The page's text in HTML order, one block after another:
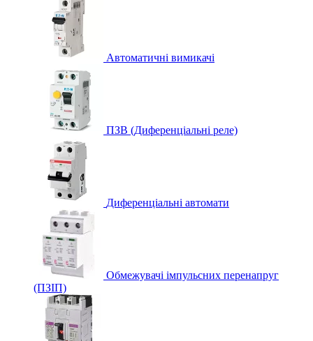
Автоматичні вимикачі
ПЗВ (Диференціальні реле)
Диференціальні автомати
Обмежувачі імпульсних перенапруг
(ПЗІП)